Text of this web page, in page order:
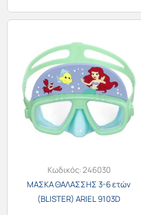
Κωδικός:246030
ΜΑΣΚΑ ΘΑΛΑΣΣΗΣ 3-6 ετών
(BLISTER) ARIEL 9103D